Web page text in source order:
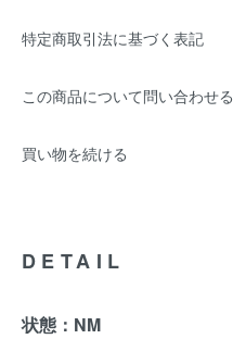
特定商取引法に基づく表記
この商品について問い合わせる
買い物を続ける
DETAIL
状態：NM